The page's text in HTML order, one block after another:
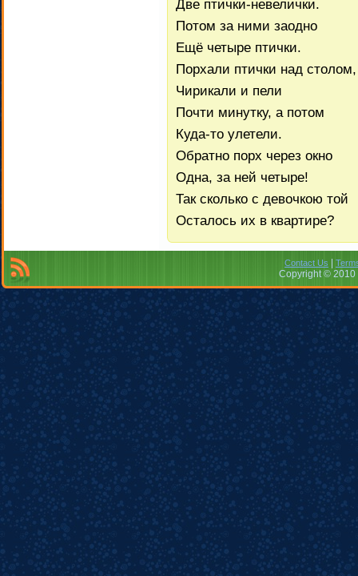
Две птички-невелички.
Потом за ними заодно
Ещё четыре птички.
Порхали птички над столом,
Чирикали и пели
Почти минутку, а потом
Куда-то улетели.
Обратно порх через окно
Одна, за ней четыре!
Так сколько с девочкою той
Осталось их в квартире?
Contact Us
Copyright ©